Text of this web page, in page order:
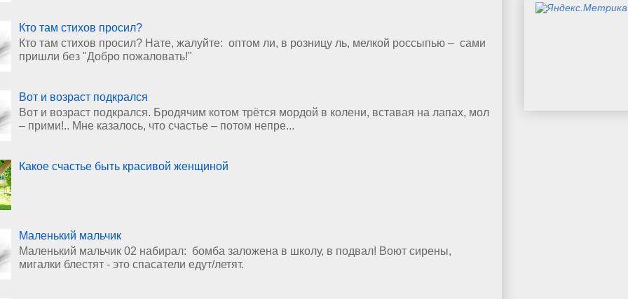
Кто там стихов просил?
Кто там стихов просил? Нате, жалуйте: оптом ли, в розницу ль, мелкой россыпью – сами
пришли без "Добро пожаловать!"
Вот и возраст подкрался
Вот и возраст подкрался. Бродячим котом трётся мордой в колени, вставая на лапах, мол
– прими!.. Мне казалось, что счастье – потом непре...
Какое счастье быть красивой женщиной
Маленький мальчик
Маленький мальчик 02 набирал: бомба заложена в школу, в подвал! Воют сирены,
мигалки блестят - это спасатели едут/летят.